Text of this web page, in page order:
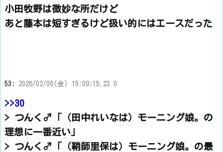
小田牧野は微妙な所だけど
あと藤本は短すぎるけど扱い的にはエースだった
53: 2026/02/06(金) 15:09:15.23 0
>>30
> つんく♂「（田中れいなは）モーニング娘。の
理想に一番近い」
> つんく♂「（鞘師里保は）モーニング娘。の最